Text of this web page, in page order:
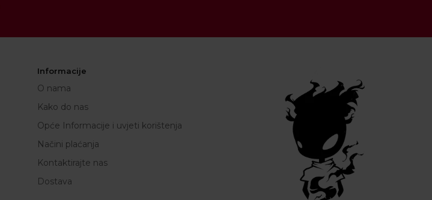
Informacije
O nama
Kako do nas
Opće Informacije i uvjeti korištenja
Načini plaćanja
Kontaktirajte nas
Dostava